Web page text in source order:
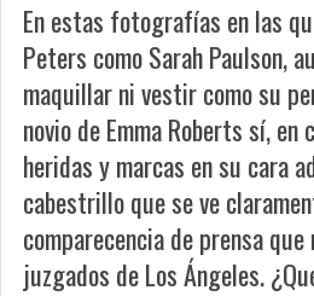
En estas fotografías en las
Peters como Sarah Paulson,
maquillar ni vestir como su
novio de Emma Roberts sí,
heridas y marcas en su cara
cabestrillo que se ve
comparecencia de prensa
juzgados de Los Ángeles.